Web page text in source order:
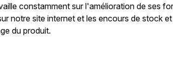
constamment sur l'amélioration de ses
notre site internet et les encours de stock
du produit.